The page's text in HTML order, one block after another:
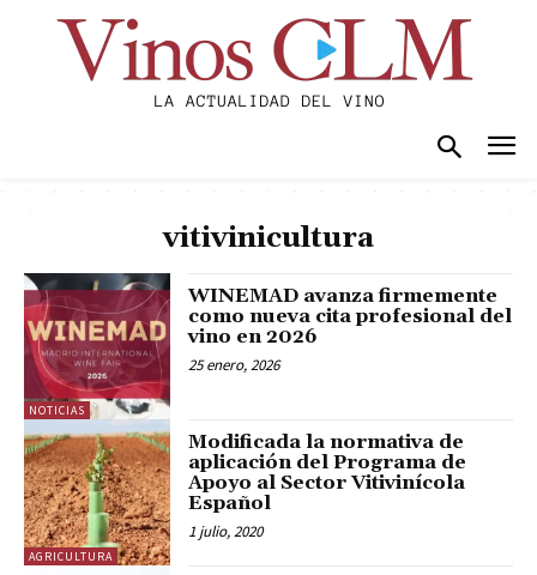
vitivinicultura
NOTICIAS
WINEMAD avanza firmemente
como nueva cita profesional del
vino en 2026
25 enero, 2026
AGRICULTURA
Modificada la normativa de
aplicación del Programa de
Apoyo al Sector Vitivinícola
Español
1 julio, 2020